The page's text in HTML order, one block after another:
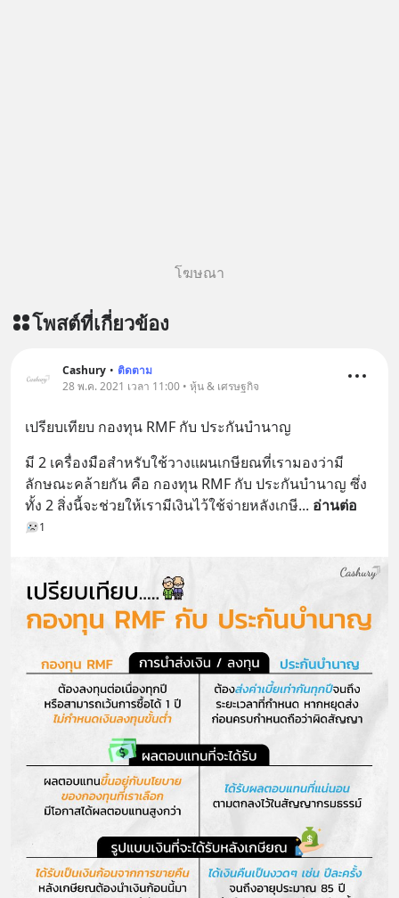
โฆษณา
โพสต์ที่เกี่ยวข้อง
Cashury • ติดตาม
28 พ.ค. 2021 เวลา 11:00 • หุ้น & เศรษฐกิจ
เปรียบเทียบ กองทุน RMF กับ ประกันบำนาญ
มี 2 เครื่องมือสำหรับใช้วางแผนเกษียณที่เรามองว่ามี
ลักษณะคล้ายกัน คือ กองทุน RMF กับ ประกันบำนาญ ซึ่ง
ทั้ง 2 สิ่งนี้จะช่วยให้เรามีเงินไว้ใช้จ่ายหลังเกษี... อ่านต่อ
1